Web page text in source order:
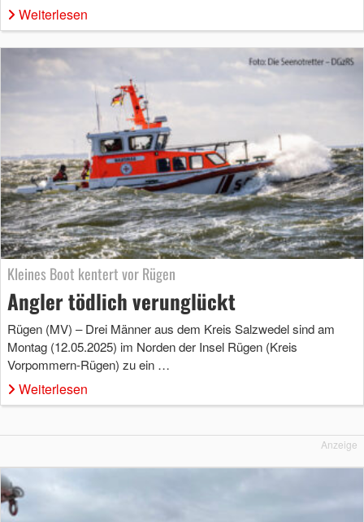
Weiterlesen
Kleines Boot kentert vor Rügen
Angler tödlich verunglückt
Rügen (MV) – Drei Männer aus dem Kreis Salzwedel sind am
Montag (12.05.2025) im Norden der Insel Rügen (Kreis
Vorpommern-Rügen) zu ein …
Weiterlesen
Anzeige